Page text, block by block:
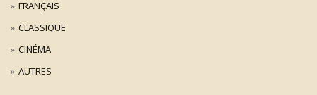
FRANÇAIS
CLASSIQUE
CINÉMA
AUTRES